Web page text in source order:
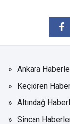
Ankara
Keçiören
Altındağ
Sincan